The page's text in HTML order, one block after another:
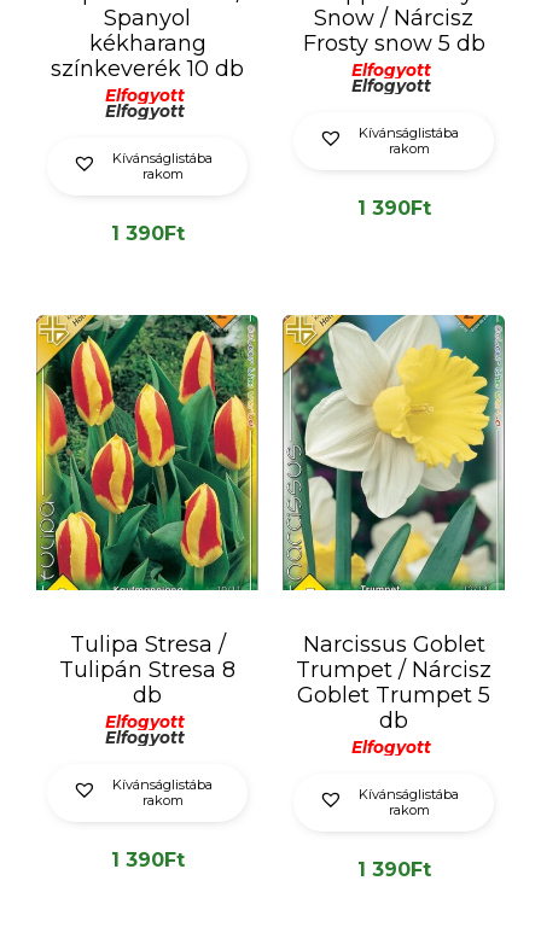
Spanyol
kékharang
színkeverék 10 db
Elfogyott
Elfogyott
Kívánságlistába
rakom
1 390Ft
Snow / Nárcisz
Frosty snow 5 db
Elfogyott
Elfogyott
Kívánságlistába
rakom
1 390Ft
Tulipa Stresa /
Tulipán Stresa 8
db
Elfogyott
Elfogyott
Kívánságlistába
rakom
1 390Ft
Narcissus Goblet
Trumpet / Nárcisz
Goblet Trumpet 5
db
Elfogyott
Kívánságlistába
rakom
1 390Ft